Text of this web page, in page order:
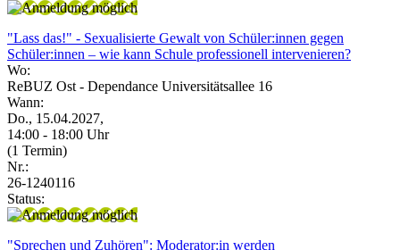
"Lass das!" - Sexualisierte Gewalt von Schüler:innen gegen
Schüler:innen – wie kann Schule professionell intervenieren?
Wo:
ReBUZ Ost - Dependance Universitätsallee 16
Wann:
Do., 15.04.2027,
14:00 - 18:00 Uhr
(1 Termin)
Nr.:
26-1240116
Status:
"Sprechen und Zuhören": Moderator:in werden